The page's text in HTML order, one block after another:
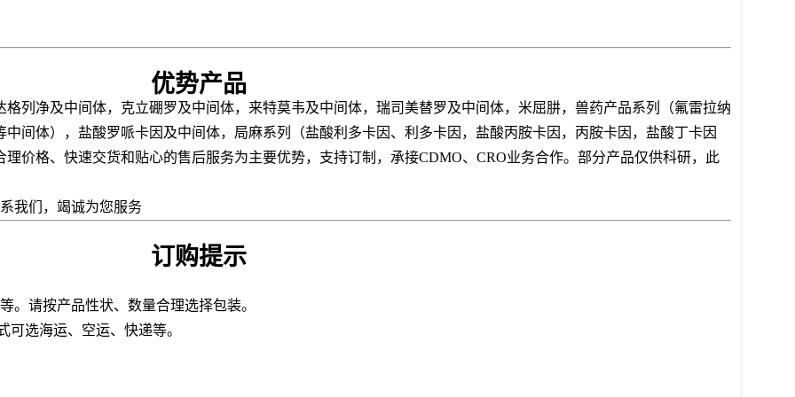
优势产品
列净及中间体，克立硼罗及中间体，来特莫韦及中间体，瑞司美替罗及中间体，米屈肼，兽药产品系列（氟雷拉纳
间体），盐酸罗哌卡因及中间体，局麻系列（盐酸利多卡因、利多卡因，盐酸丙胺卡因，丙胺卡因，盐酸丁卡因
价格、快速交货和贴心的售后服务为主要优势，支持订制，承接CDMO、CRO业务合作。部分产品仅供科研，此
我们，竭诚为您服务
订购提示
。请按产品性状、数量合理选择包装。
选海运、空运、快递等。